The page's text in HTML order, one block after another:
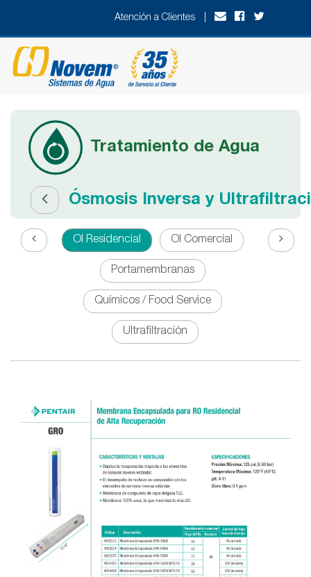
Atención a Clientes |
Tratamiento de Agua
Ósmosis Inversa y
OI Residencial OI Comercial
Portamembranas
Químicos / Food Service
Ultrafiltración